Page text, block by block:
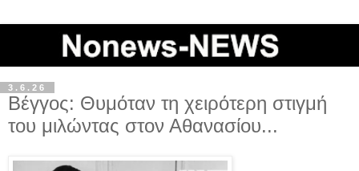
3.6.26
Βέγγος: Θυμόταν τη χειρότερη στιγμή
του μιλώντας στον Αθανασίου...